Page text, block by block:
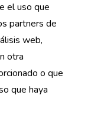
el uso que
partners de
web,
otra
o que
que haya